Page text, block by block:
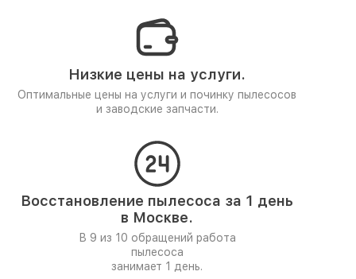
Низкие цены на услуги.
Оптимальные цены на услуги и починку пылесосов
и заводские запчасти.
Восстановление пылесоса за 1 день
в Москве.
В 9 из 10 обращений работа
пылесоса
занимает 1 день.